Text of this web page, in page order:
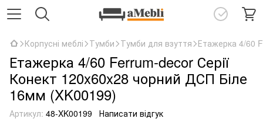
Корпусні меблі Тумби Тумби для взуття Етажерка 4/60
Етажерка 4/60 Ferrum-decor Серії
Конект 120x60x28 чорний ДСП Біле
16мм (XK00199)
Артикул: 48-XK00199 Написати відгук